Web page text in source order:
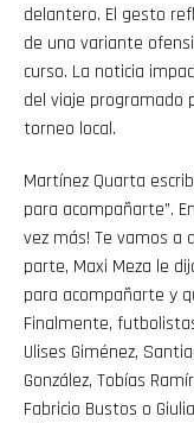
delantero. El gesto
de una variante
curso. La noticia
del viaje programado
torneo local.
Martínez Quarta
para acompañarte”.
vez más! Te vamos a
parte, Maxi Meza le
para acompañarte y
Finalmente,
Ulises Giménez,
González, Tobías
Fabricio Bustos o